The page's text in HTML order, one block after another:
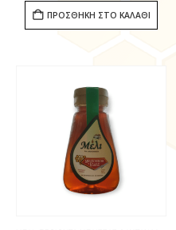
ΠΡΟΣΘΉΚΗ ΣΤΟ ΚΑΛΆΘΙ